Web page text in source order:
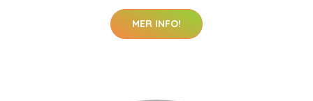
MER INFO!